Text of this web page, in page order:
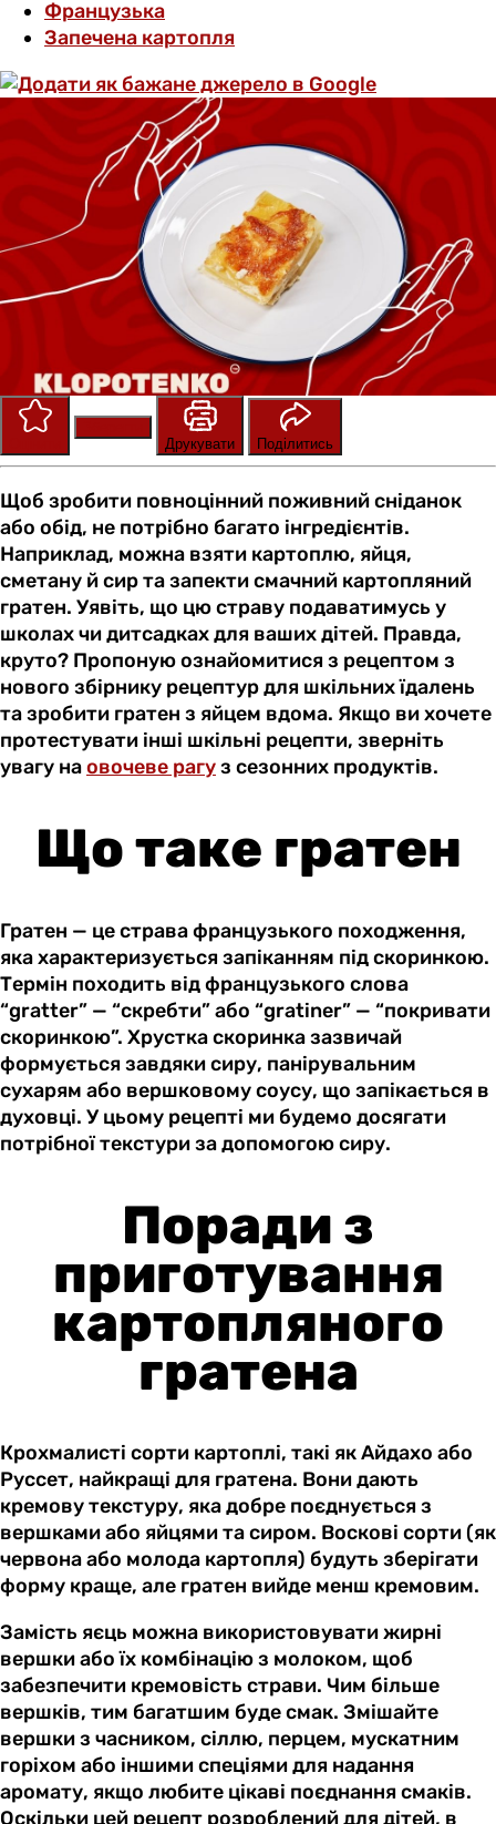
Французька
Запечена картопля
Друкувати
Поділитись
Щоб зробити повноцінний поживний сніданок
або обід, не потрібно багато інгредієнтів.
Наприклад, можна взяти картоплю, яйця,
сметану й сир та запекти смачний картопляний
гратен. Уявіть, що цю страву подаватимусь у
школах чи дитсадках для ваших дітей. Правда,
круто? Пропоную ознайомитися з рецептом з
нового збірнику рецептур для шкільних їдалень
та зробити гратен з яйцем вдома. Якщо ви хочете
протестувати інші шкільні рецепти, зверніть
увагу наовочеве рагуз сезонних продуктів.
Що таке гратен
Гратен — це страва французького походження,
яка характеризується запіканням під скоринкою.
Термін походить від французького слова
“gratter” — “скребти” або “gratiner” — “покривати
скоринкою”. Хрустка скоринка зазвичай
формується завдяки сиру, панірувальним
сухарям або вершковому соусу, що запікається в
духовці. У цьому рецепті ми будемо досягати
потрібної текстури за допомогою сиру.
Поради з
приготування
картопляного
гратена
Крохмалисті сорти картоплі, такі як Айдахо або
Руссет, найкращі для гратена. Вони дають
кремову текстуру, яка добре поєднується з
вершками або яйцями та сиром. Воскові сорти (як
червона або молода картопля) будуть зберігати
форму краще, але гратен вийде менш кремовим.
Замість яєць можна використовувати жирні
вершки або їх комбінацію з молоком, щоб
забезпечити кремовість страви. Чим більше
вершків, тим багатшим буде смак. Змішайте
вершки з часником, сіллю, перцем, мускатним
горіхом або іншими спеціями для надання
аромату, якщо любите цікаві поєднання смаків.
Оскільки цей рецепт розроблений для дітей, в